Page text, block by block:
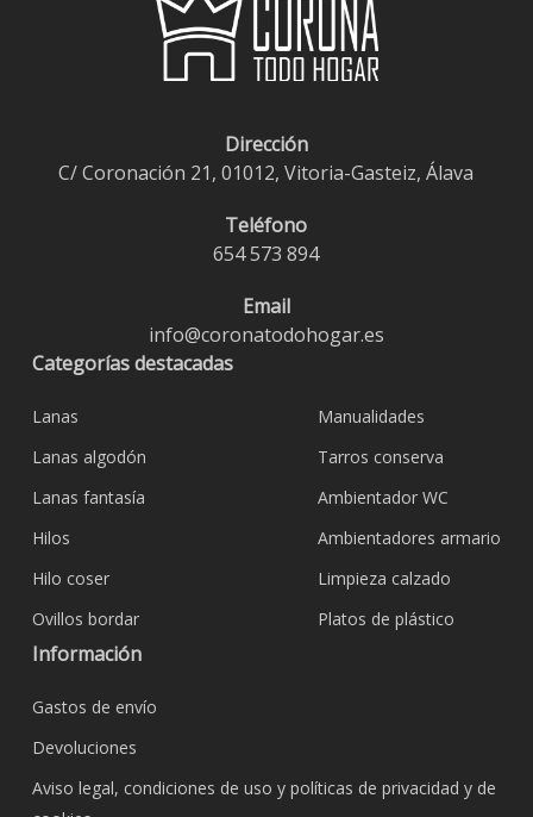
Dirección
C/ Coronación 21, 01012, Vitoria-Gasteiz, Álava
Teléfono
654 573 894
Email
info@coronatodohogar.es
Categorías destacadas
Lanas
Lanas algodón
Lanas fantasía
Hilos
Hilo coser
Ovillos bordar
Manualidades
Tarros conserva
Ambientador WC
Ambientadores armario
Limpieza calzado
Platos de plástico
Información
Gastos de envío
Devoluciones
Aviso legal, condiciones de uso y políticas de privacidad y de